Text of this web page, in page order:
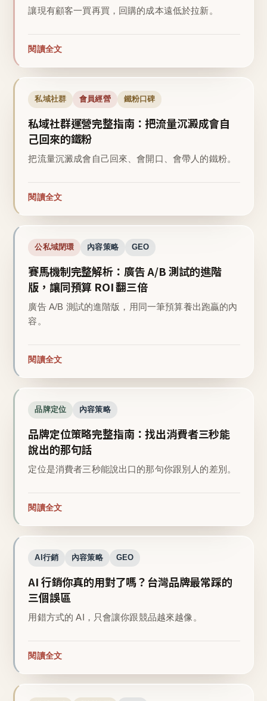
讓現有顧客一買再買，回購的成本遠低於拉新。
閱讀全文
私域社群 會員經營 鐵粉口碑
私域社群運營完整指南：把流量沉澱成會自
己回來的鐵粉
把流量沉澱成會自己回來、會開口、會帶人的鐵粉。
閱讀全文
公私域閉環 內容策略 GEO
賽馬機制完整解析：廣告 A/B 測試的進階
版，讓同預算 ROI 翻三倍
廣告 A/B 測試的進階版，用同一筆預算養出跑贏的內
容。
閱讀全文
品牌定位 內容策略
品牌定位策略完整指南：找出消費者三秒能
說出的那句話
定位是消費者三秒能說出口的那句你跟別人的差別。
閱讀全文
AI行銷 內容策略 GEO
AI 行銷你真的用對了嗎？台灣品牌最常踩的
三個誤區
用錯方式的 AI，只會讓你跟競品越來越像。
閱讀全文